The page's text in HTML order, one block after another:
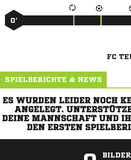
0’
FC
SPIELBERICHTE & NEWS
ES WURDEN LEIDER NOCH
ANGELEGT.
DEINE MANNSCHAFT UND
DEN ERSTEN